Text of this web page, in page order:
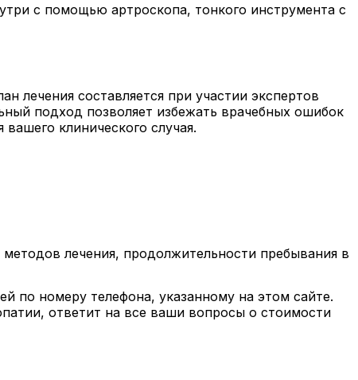
с помощью артроскопа, тонкого инструмента с
лечения составляется при участии экспертов
подход позволяет избежать врачебных ошибок
клинического случая.
лечения, продолжительности пребывания в
по номеру телефона, указанному на этом сайте.
ответит на все ваши вопросы о стоимости